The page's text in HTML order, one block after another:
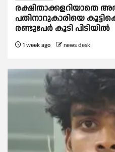
രക്ഷിതാക്കളറിയാതെ
പതിനാറുകാരിയെ
രണ്ടുപേര്‍ കൂടി പിടിയില്‍
1 week ago news desk